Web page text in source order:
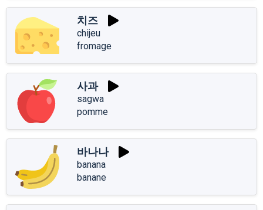
치즈
chijeu
fromage
사과
sagwa
pomme
바나나
banana
banane